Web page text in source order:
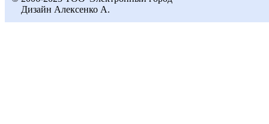
Дизайн Алексенко А.